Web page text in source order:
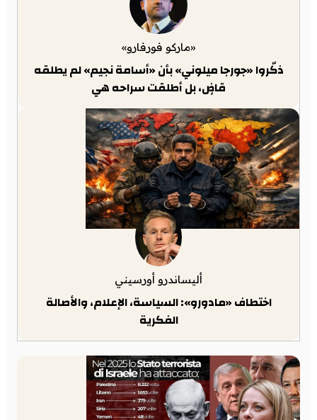
«ماركو فورفارو»
ذكّروا «جورجا ميلوني» بأن «أسامة نجيم» لم يطلقه
قاضٍ، بل أطلقت سراحه هي
أليساندرو أورسيني
اختطاف «مادورو»: السياسة، الإعلام، والأصالة
الفكرية